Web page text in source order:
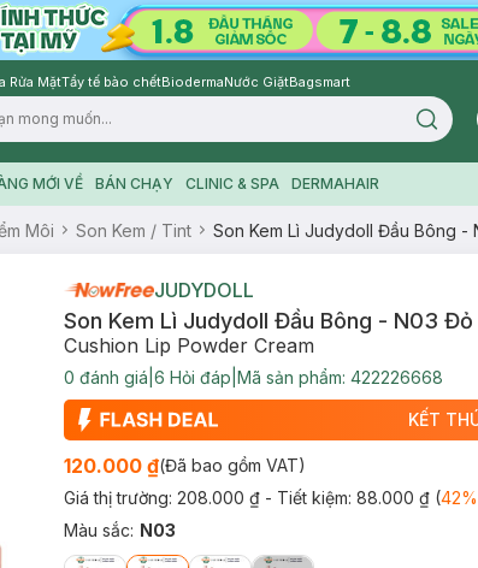
Rửa MặtTẩy tế bào chếtBiodermaNước GiặtBagsmart
MỚI VỀ BÁN CHẠY CLINIC & SPA DERMAHAIR
Môi Son Kem / Tint Son Kem Lì Judydoll Đầu Bông -
JUDYDOLL
Son Kem Lì Judydoll Đầu Bông - N03 Đỏ
Cushion Lip Powder Cream
0 đánh giá 6 Hỏi đáp Mã sản phẩm: 422226668
KẾT
120.000 ₫(Đã bao gồm VAT)
Giá thị trường: 208.000 ₫ - Tiết kiệm: 88.000 ₫(42%
Màu sắc: N03